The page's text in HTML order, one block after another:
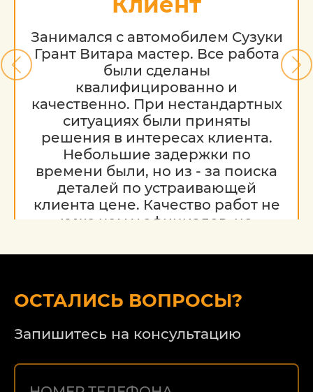
Занимался с автомобилем Сузуки
Грант Витара мастер. Все работа
были сделаны
квалифицированно и
качественно. При нестандартных
ситуациях были приняты
решения в интересах клиента.
Небольшие задержки по
времени были, но из - за поиска
деталей по устраивающей
клиента цене. Качество работ не
хуже чем у официалов, но
работу, надеюсь на дальнейшее
ОСТАЛИСЬ ВОПРОСЫ?
Запишитесь на консультацию